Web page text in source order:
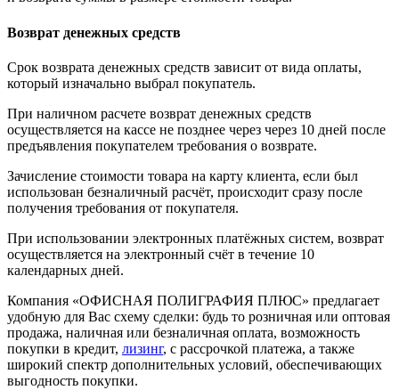
Возврат денежных средств
Срок возврата денежных средств зависит от вида оплаты,
который изначально выбрал покупатель.
При наличном расчете возврат денежных средств
осуществляется на кассе не позднее через через 10 дней после
предъявления покупателем требования о возврате.
Зачисление стоимости товара на карту клиента, если был
использован безналичный расчёт, происходит сразу после
получения требования от покупателя.
При использовании электронных платёжных систем, возврат
осуществляется на электронный счёт в течение 10
календарных дней.
Компания «ОФИСНАЯ ПОЛИГРАФИЯ ПЛЮС» предлагает
удобную для Вас схему сделки: будь то розничная или оптовая
продажа, наличная или безналичная оплата, возможность
покупки в кредит, лизинг, с рассрочкой платежа, а также
широкий спектр дополнительных условий, обеспечивающих
выгодность покупки.